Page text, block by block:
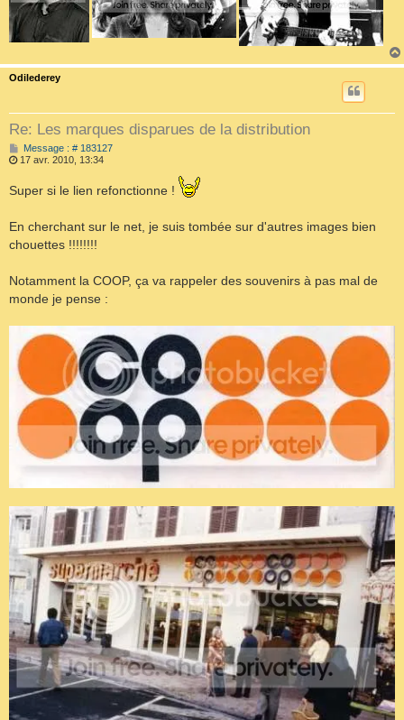
Odilederey
Re: Les marques disparues de la distribution
Message : # 183127M
a
17 avr. 2010, 13:34
Super si le lien refonctionne !
En cherchant sur le net, je suis tombée sur d'autres images bien
chouettes !!!!!!!!
Notamment la COOP, ça va rappeler des souvenirs à pas mal de
monde je pense :